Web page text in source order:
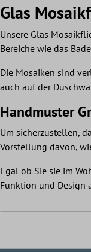
Glas
Unsere Glas
Bereiche wie das
Die Mosaiken sind
auch auf der
Handmuster
Um sicherzustellen,
Vorstellung davon,
Egal ob Sie sie im
Funktion und Design